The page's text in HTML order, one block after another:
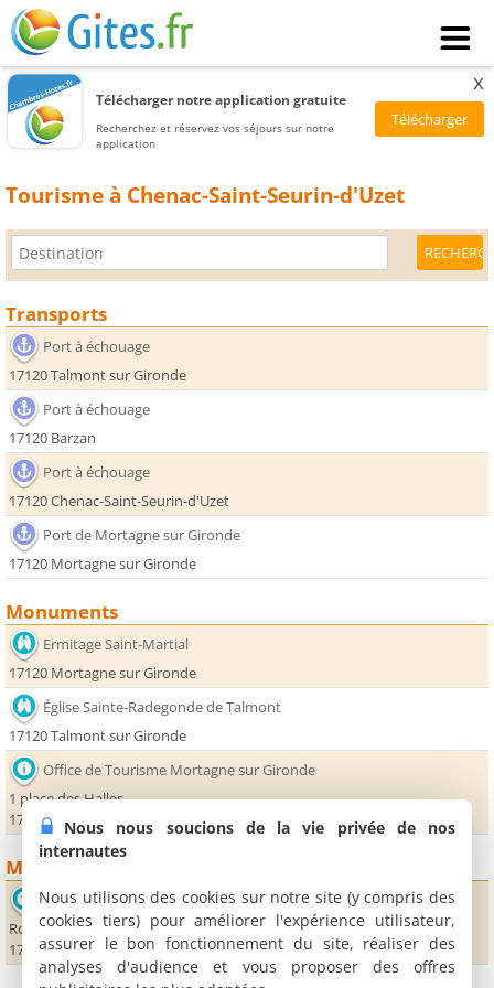
Télécharger notre application gratuite
Recherchez et réservez vos séjours sur notre
application
x
Tourisme à Chenac-Saint-Seurin-d'Uzet
Transports
Port à échouage
17120 Talmont sur Gironde
Port à échouage
17120 Barzan
Port à échouage
17120 Chenac-Saint-Seurin-d'Uzet
Port de Mortagne sur Gironde
17120 Mortagne sur Gironde
Monuments
Ermitage Saint-Martial
17120 Mortagne sur Gironde
Église Sainte-Radegonde de Talmont
17120 Talmont sur Gironde
Office de Tourisme Mortagne sur Gironde
1 place des Halles
17120 Mortagne sur Gironde
Musées
Musée et site gallo-romains du Fâ
Route du Fâ
17120 Barzan
Nous nous soucions de la vie privée de nos
internautes
Nous utilisons des cookies sur notre site (y compris des
cookies tiers) pour améliorer l'expérience utilisateur,
assurer le bon fonctionnement du site, réaliser des
analyses d'audience et vous proposer des offres